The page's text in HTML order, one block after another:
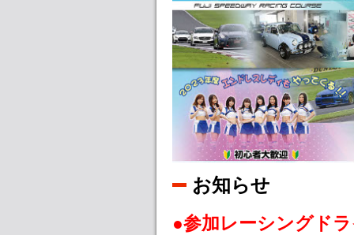
お知らせ
●参加レーシングド